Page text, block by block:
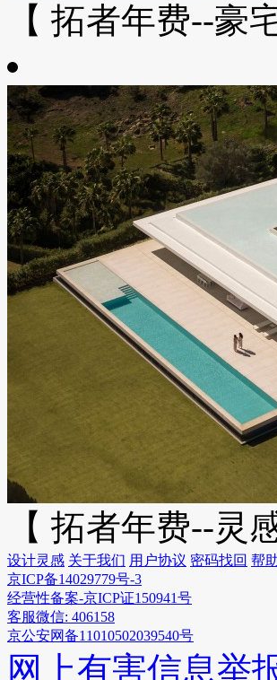
【 拓者年费--豪
【 拓者年费--灵
设计灵感 关于我们 用户协议 密码找回 帮
京ICP备14029779号-3
经营性备案-京ICP证150941号
客服微信: 406158
京公安网备11010502039540号
网上有害信息举